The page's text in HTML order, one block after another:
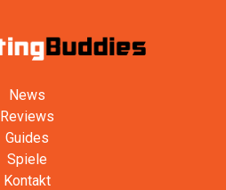
News
Reviews
Guides
Spiele
Kontakt